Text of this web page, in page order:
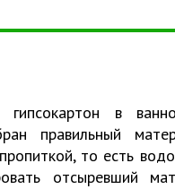
в
правильный
то есть
отсыревший